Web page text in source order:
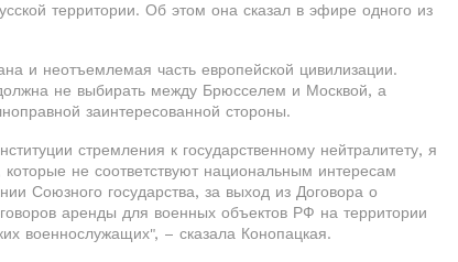
территории. Об этом она сказал в эфире одного из
и неотъемлемая часть европейской цивилизации.
не выбирать между Брюсселем и Москвой, а
заинтересованной стороны.
стремления к государственному нейтралитету, я
не соответствуют национальным интересам
Союзного государства, за выход из Договора о
аренды для военных объектов РФ на территории
военнослужащих", – сказала Конопацкая.